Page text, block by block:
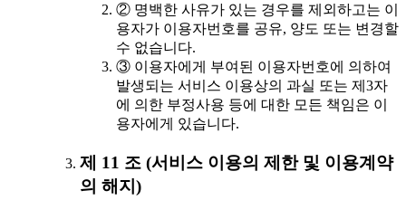
② 명백한 사유가 있는 경우를 제외하고는 이
용자가 이용자번호를 공유, 양도 또는 변경할
수 없습니다.
③ 이용자에게 부여된 이용자번호에 의하여
발생되는 서비스 이용상의 과실 또는 제3자
에 의한 부정사용 등에 대한 모든 책임은 이
용자에게 있습니다.
제 11 조 (서비스 이용의 제한 및 이용계약
의 해지)